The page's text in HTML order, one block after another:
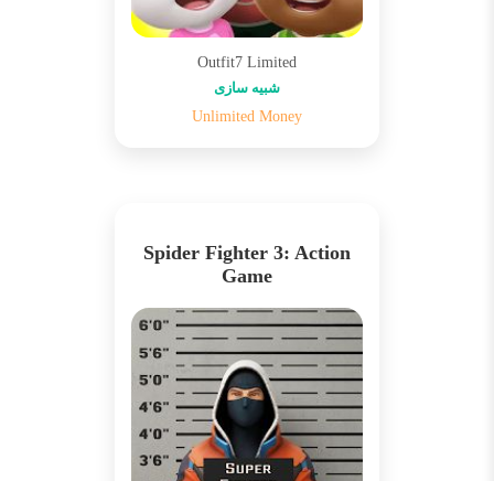
Outfit7 Limited
شبیه سازی
Unlimited Money
Spider Fighter 3: Action
Game